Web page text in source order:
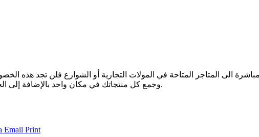
الى المتاجر المتاحة في المولات التجارية أو الشوارع فلن تجد هذه
وجمع كل منتجاتك في مكان واحد بالإضافة إلى الحصول على خصومات حصرية تتوفر لخدمة الشراء اونلاين، قم بهذه التجربة وسوف تستفيد الكثير.
Email Print